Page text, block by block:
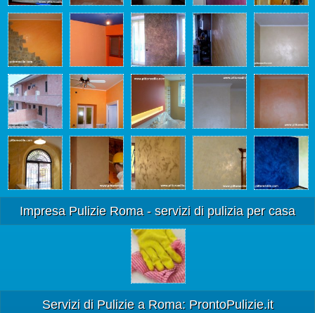
Impresa Pulizie Roma - servizi di pulizia per casa
Servizi di Pulizie a Roma: ProntoPulizie.it